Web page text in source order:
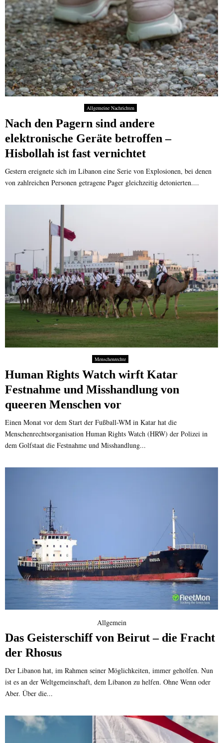
Allgemeine Nachrichten
Nach den Pagern sind andere
elektronische Geräte betroffen –
Hisbollah ist fast vernichtet
Gestern ereignete sich im Libanon eine Serie von Explosionen, bei denen
von zahlreichen Personen getragene Pager gleichzeitig detonierten....
Menschenrechte
Human Rights Watch wirft Katar
Festnahme und Misshandlung von
queeren Menschen vor
Einen Monat vor dem Start der Fußball-WM in Katar hat die
Menschenrechtsorganisation Human Rights Watch (HRW) der Polizei in
dem Golfstaat die Festnahme und Misshandlung...
Allgemein
Das Geisterschiff von Beirut – die Fracht
der Rhosus
Der Libanon hat, im Rahmen seiner Möglichkeiten, immer geholfen. Nun
ist es an der Weltgemeinschaft, dem Libanon zu helfen. Ohne Wenn oder
Aber. Über die...